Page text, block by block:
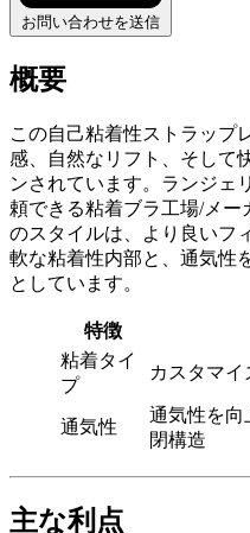
お問い合わせを送信
概要
この自己粘着性ストラップ
感、自然なリフト、そして
ンされています。ランジェ
頼できる粘着ブラ工場/メー
のスタイルは、より良いフ
軟な粘着性内部と、通気性
としています。
特徴
粘着タイ
プ
カスタマイ
通気性
通気性を向
閉構造
主な利点